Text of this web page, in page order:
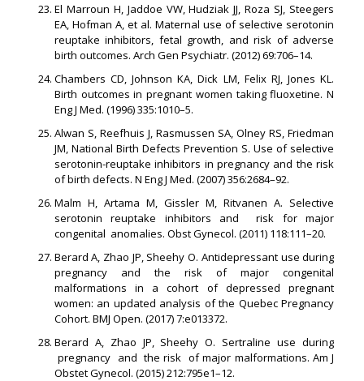
El Marroun H, Jaddoe VW, Hudziak JJ, Roza SJ, Steegers
EA, Hofman A, et al. Maternal use of selective serotonin
reuptake inhibitors, fetal growth, and risk of adverse
birth outcomes. Arch Gen Psychiatr. (2012) 69:706–14.
Chambers CD, Johnson KA, Dick LM, Felix RJ, Jones KL.
Birth outcomes in pregnant women taking fluoxetine. N
Eng J Med. (1996) 335:1010–5.
Alwan S, Reefhuis J, Rasmussen SA, Olney RS, Friedman
JM, National Birth Defects Prevention S. Use of selective
serotonin-reuptake inhibitors in pregnancy and the risk
of birth defects. N Eng J Med. (2007) 356:2684–92.
Malm H, Artama M, Gissler M, Ritvanen A. Selective
serotonin reuptake inhibitors and risk for major
congenital anomalies. Obst Gynecol. (2011) 118:111–20.
Berard A, Zhao JP, Sheehy O. Antidepressant use during
pregnancy and the risk of major congenital
malformations in a cohort of depressed pregnant
women: an updated analysis of the Quebec Pregnancy
Cohort. BMJ Open. (2017) 7:e013372.
Berard A, Zhao JP, Sheehy O. Sertraline use during
pregnancy and the risk of major malformations. Am J
Obstet Gynecol. (2015) 212:795e1–12.